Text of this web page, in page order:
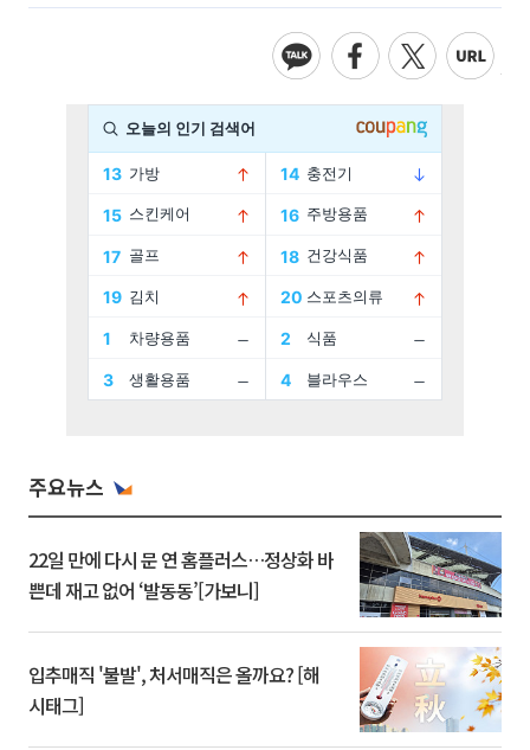
주요뉴스
22일 만에 다시 문 연 홈플러스…정상화 바
쁜데 재고 없어 ‘발동동’[가보니]
입추매직 '불발', 처서매직은 올까요? [해
시태그]